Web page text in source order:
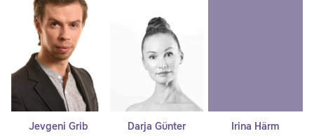
Jevgeni Grib
Darja Günter
Irina Härm